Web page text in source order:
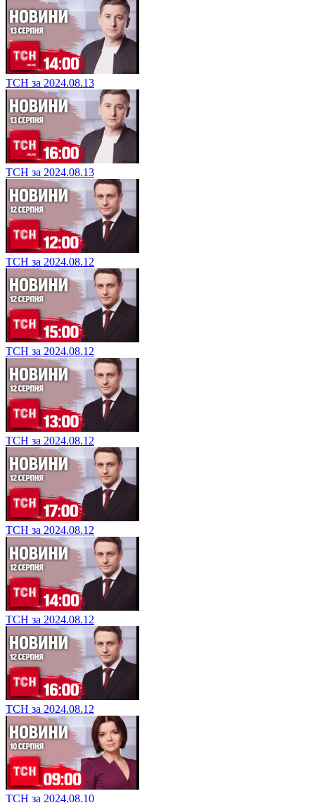
ТСН за 2024.08.13
ТСН за 2024.08.13
ТСН за 2024.08.12
ТСН за 2024.08.12
ТСН за 2024.08.12
ТСН за 2024.08.12
ТСН за 2024.08.12
ТСН за 2024.08.12
ТСН за 2024.08.10